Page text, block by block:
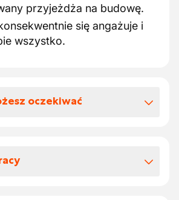
przyjeżdża na budowę.
się angażuje i
wszystko.
oczekiwać
pracy możemy zaoferować Ci